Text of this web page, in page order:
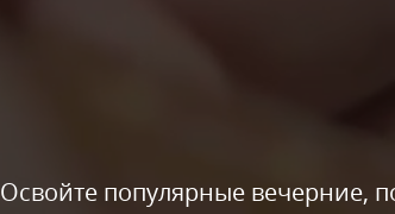
Освойте популярные вечерние,